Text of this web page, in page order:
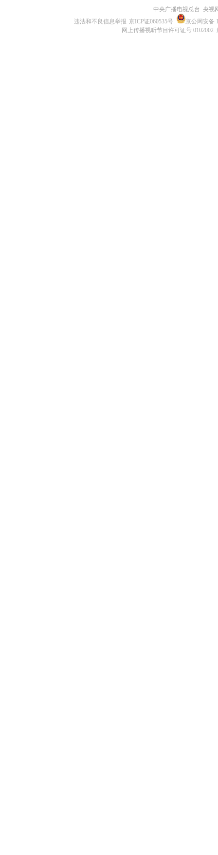
中央广播电视总台 央视
违法和不良信息举报 京ICP证060535号
京公网安备
网上传播视听节目许可证号 0102002